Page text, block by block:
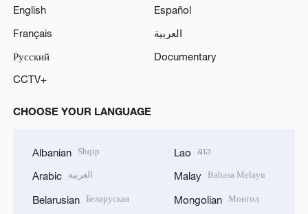
English
Español
Français
العربية
Русский
Documentary
CCTV+
CHOOSE YOUR LANGUAGE
Albanian Shqip
Arabic العربية
Belarusian Беларуская
Lao ລາວ
Malay Bahasa Melayu
Mongolian Монгол